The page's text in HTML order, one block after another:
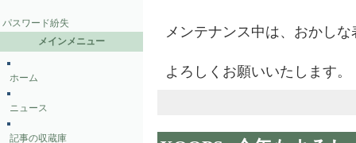
パスワード紛失
メインメニュー
ホーム
ニュース
記事の収蔵庫
メンテナンス中は、おかし
よろしくお願いいたします。